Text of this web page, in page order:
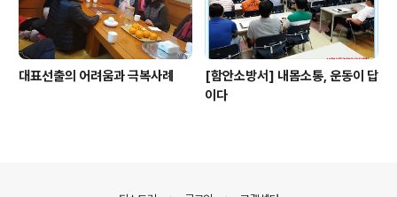
대표선출의 어려움과 극복사례
[함안소방서] 내몸소통, 운동이 답
이다